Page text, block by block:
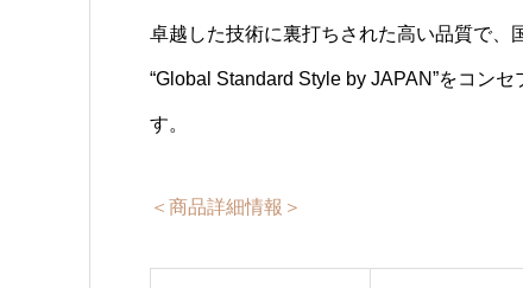
卓越した技術に裏打ちされた高い品質で、
“Global Standard Style by JAPAN”をコン
す。
＜商品詳細情報＞